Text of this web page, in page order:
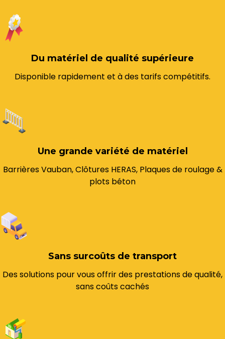
Du matériel de qualité supérieure
Disponible rapidement et à des tarifs compétitifs.
Une grande variété de matériel
Barrières Vauban, Clôtures HERAS, Plaques de roulage &
plots béton
Sans surcoûts de transport
Des solutions pour vous offrir des prestations de qualité,
sans coûts cachés